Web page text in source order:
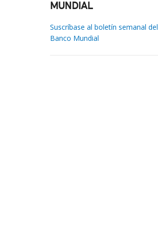
MUNDIAL
Suscríbase al boletín semanal del
Banco Mundial